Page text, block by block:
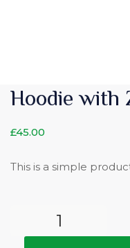
Hoodie with
£45.00
This is a simple